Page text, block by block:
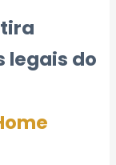
tira
legais do